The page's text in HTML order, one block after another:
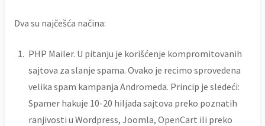
Dva su najčešća načina:
PHP Mailer. U pitanju je korišćenje kompromitovanih
sajtova za slanje spama. Ovako je recimo sprovedena
velika spam kampanja Andromeda. Princip je sledeći:
Spamer hakuje 10-20 hiljada sajtova preko poznatih
ranjivosti u Wordpress, Joomla, OpenCart ili preko